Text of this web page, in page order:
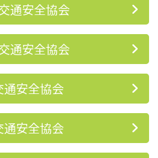
通安全協会
通安全協会
通安全協会
通安全協会